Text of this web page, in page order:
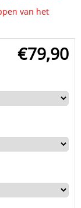
van het
€79,90